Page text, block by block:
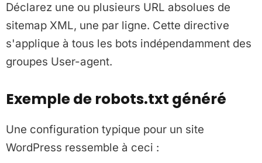
Déclarez une ou plusieurs URL absolues de
sitemap XML, une par ligne. Cette directive
s'applique à tous les bots indépendamment des
groupes User-agent.
Exemple de robots.txt généré
Une configuration typique pour un site
WordPress ressemble à ceci :